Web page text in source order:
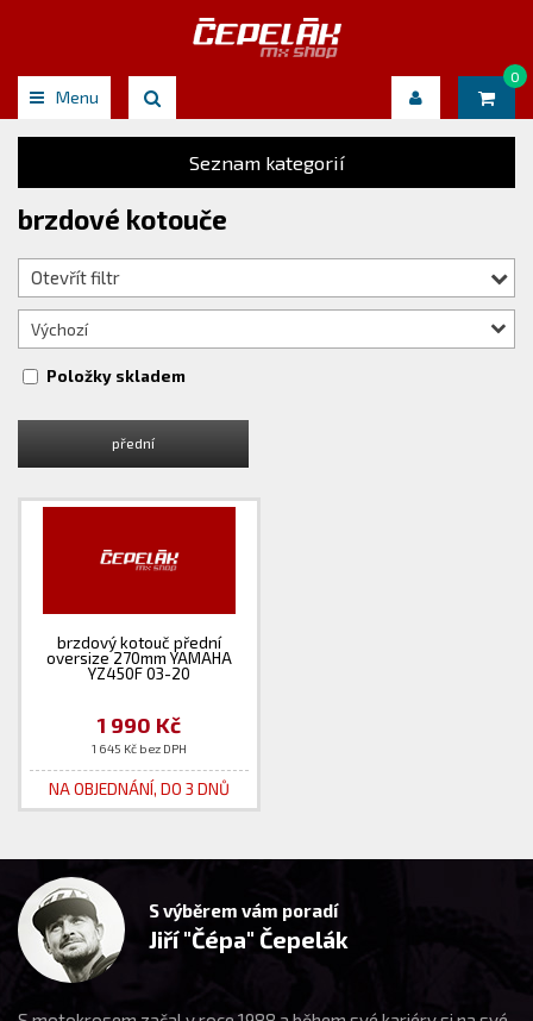
Menu
0
Seznam kategorií
brzdové kotouče
Otevřít filtr
Výchozí
Položky skladem
přední
brzdový kotouč přední
oversize 270mm YAMAHA
YZ450F 03-20
1 990 Kč
1 645 Kč bez DPH
NA OBJEDNÁNÍ, DO 3 DNŮ
S výběrem vám poradí
Jiří "Čépa" Čepelák